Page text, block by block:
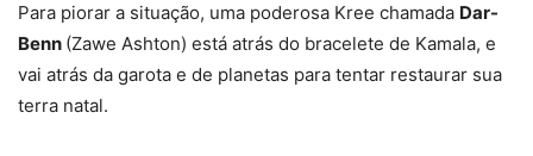
Para piorar a situação, uma poderosa Kree chamada Dar-
Benn (Zawe Ashton) está atrás do bracelete de Kamala, e
vai atrás da garota e de planetas para tentar restaurar sua
terra natal.